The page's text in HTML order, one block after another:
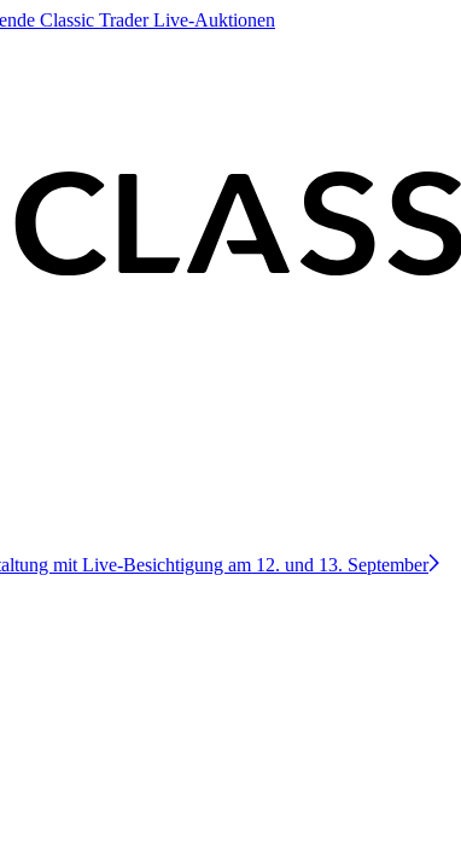
Classic Trader Live-Auktionen
mit Live-Besichtigung am 12. und 13. September